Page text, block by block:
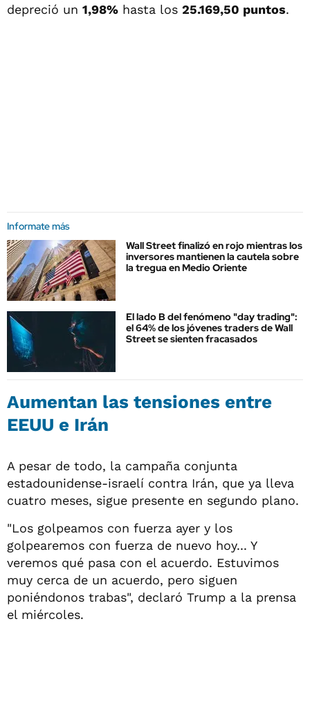
depreció un 1,98% hasta los 25.169,50 puntos.
Informate más
Wall Street finalizó en rojo mientras los
inversores mantienen la cautela sobre
la tregua en Medio Oriente
El lado B del fenómeno "day trading":
el 64% de los jóvenes traders de Wall
Street se sienten fracasados
Aumentan las tensiones entre
EEUU e Irán
A pesar de todo, la campaña conjunta
estadounidense-israelí contra Irán, que ya lleva
cuatro meses, sigue presente en segundo plano.
"Los golpeamos con fuerza ayer y los
golpearemos con fuerza de nuevo hoy... Y
veremos qué pasa con el acuerdo. Estuvimos
muy cerca de un acuerdo, pero siguen
poniéndonos trabas", declaró Trump a la prensa
el miércoles.